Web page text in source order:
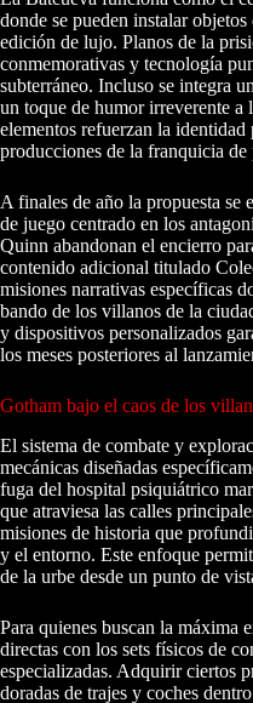
donde se pueden instalar
edición de lujo. Planos de la
conmemorativas y tecnología
subterráneo. Incluso se integra
un toque de humor irreverente a
elementos refuerzan la identidad
producciones de la franquicia de
A finales de año la propuesta se
de juego centrado en los
Quinn abandonan el encierro
contenido adicional titulado
misiones narrativas específicas
bando de los villanos de la
y dispositivos personalizados
los meses posteriores al
Gotham bajo el caos de los
El sistema de combate y
mecánicas diseñadas
fuga del hospital psiquiátrico
que atraviesa las calles
misiones de historia que
y el entorno. Este enfoque
de la urbe desde un punto de
Para quienes buscan la máxima
directas con los sets físicos de
especializadas. Adquirir ciertos
doradas de trajes y coches